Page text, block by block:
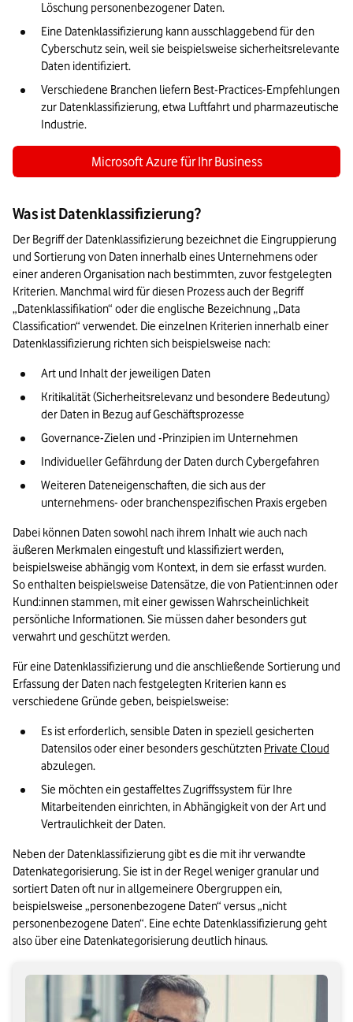
Löschung personenbezogener Daten.
Eine Datenklassifizierung kann ausschlaggebend für den
Cyberschutz sein, weil sie beispielsweise sicherheitsrelevante
Daten identifiziert.
Verschiedene Branchen liefern Best-Practices-Empfehlungen
zur Datenklassifizierung, etwa Luftfahrt und pharmazeutische
Industrie.
Microsoft Azure für Ihr Business
Was ist Datenklassifizierung?
Der Begriff der Datenklassifizierung bezeichnet die Eingruppierung
und Sortierung von Daten innerhalb eines Unternehmens oder
einer anderen Organisation nach bestimmten, zuvor festgelegten
Kriterien. Manchmal wird für diesen Prozess auch der Begriff
„Datenklassifikation“ oder die englische Bezeichnung „Data
Classification“ verwendet. Die einzelnen Kriterien innerhalb einer
Datenklassifizierung richten sich beispielsweise nach:
Art und Inhalt der jeweiligen Daten
Kritikalität (Sicherheitsrelevanz und besondere Bedeutung)
der Daten in Bezug auf Geschäftsprozesse
Governance-Zielen und -Prinzipien im Unternehmen
Individueller Gefährdung der Daten durch Cybergefahren
Weiteren Dateneigenschaften, die sich aus der
unternehmens- oder branchenspezifischen Praxis ergeben
Dabei können Daten sowohl nach ihrem Inhalt wie auch nach
äußeren Merkmalen eingestuft und klassifiziert werden,
beispielsweise abhängig vom Kontext, in dem sie erfasst wurden.
So enthalten beispielsweise Datensätze, die von Patient:innen oder
Kund:innen stammen, mit einer gewissen Wahrscheinlichkeit
persönliche Informationen. Sie müssen daher besonders gut
verwahrt und geschützt werden.
Für eine Datenklassifizierung und die anschließende Sortierung und
Erfassung der Daten nach festgelegten Kriterien kann es
verschiedene Gründe geben, beispielsweise:
Es ist erforderlich, sensible Daten in speziell gesicherten
Datensilos oder einer besonders geschützten Private Cloud
abzulegen.
Sie möchten ein gestaffeltes Zugriffssystem für Ihre
Mitarbeitenden einrichten, in Abhängigkeit von der Art und
Vertraulichkeit der Daten.
Neben der Datenklassifizierung gibt es die mit ihr verwandte
Datenkategorisierung. Sie ist in der Regel weniger granular und
sortiert Daten oft nur in allgemeinere Obergruppen ein,
beispielsweise „personenbezogene Daten“ versus „nicht
personenbezogene Daten“. Eine echte Datenklassifizierung geht
also über eine Datenkategorisierung deutlich hinaus.